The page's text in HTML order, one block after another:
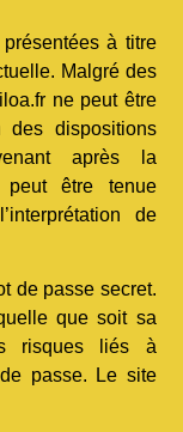
à titre
Malgré des
ne peut être
des dispositions
après la
être tenue
de
de passe secret.
que soit sa
risques liés à
passe. Le site